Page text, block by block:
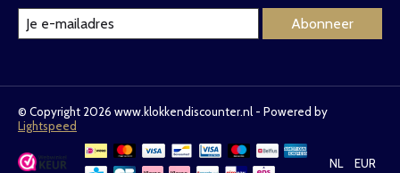
Abonneer
© Copyright 2026 www.klokkendiscounter.nl - Powered by
Lightspeed
NL EUR